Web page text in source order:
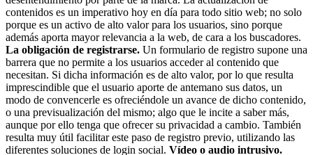
contenidos es un imperativo hoy en día para todo sitio web; no solo
porque es un activo de alto valor para los usuarios, sino porque
además aporta mayor relevancia a la web, de cara a los buscadores.
La obligación de registrarse. Un formulario de registro supone una
barrera que no permite a los usuarios acceder al contenido que
necesitan. Si dicha información es de alto valor, por lo que resulta
imprescindible que el usuario aporte de antemano sus datos, un
modo de convencerle es ofreciéndole un avance de dicho contenido,
o una previsualización del mismo; algo que le incite a saber más,
aunque por ello tenga que ofrecer su privacidad a cambio. También
resulta muy útil facilitar este paso de registro previo, utilizando las
diferentes soluciones de login social. Vídeo o audio intrusivo.